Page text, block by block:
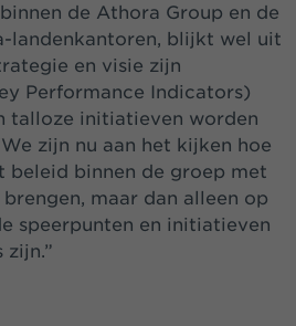
de Athora Group en de
landenkantoren, blijkt wel uit
en visie zijn
Performance Indicators)
talloze initiatieven worden
zijn nu aan het kijken hoe
beleid binnen de groep met
maar dan alleen op
speerpunten en initiatieven
zijn.”